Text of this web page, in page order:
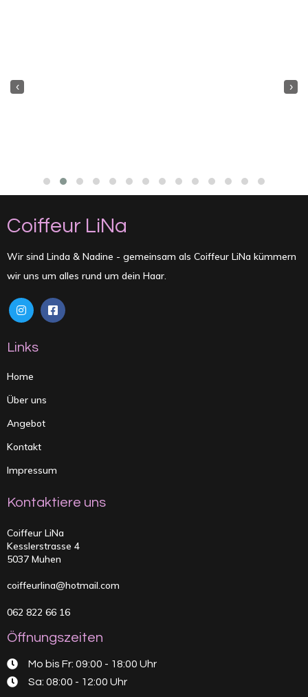
‹ ›
Coiffeur LiNa
Wir sind Linda & Nadine - gemeinsam als Coiffeur LiNa kümmern
wir uns um alles rund um dein Haar.
Links
Home
Über uns
Angebot
Kontakt
Impressum
Kontaktiere uns
Coiffeur LiNa
Kesslerstrasse 4
5037 Muhen
coiffeurlina@hotmail.com
062 822 66 16
Öffnungszeiten
Mo bis Fr: 09:00 - 18:00 Uhr
Sa: 08:00 - 12:00 Uhr